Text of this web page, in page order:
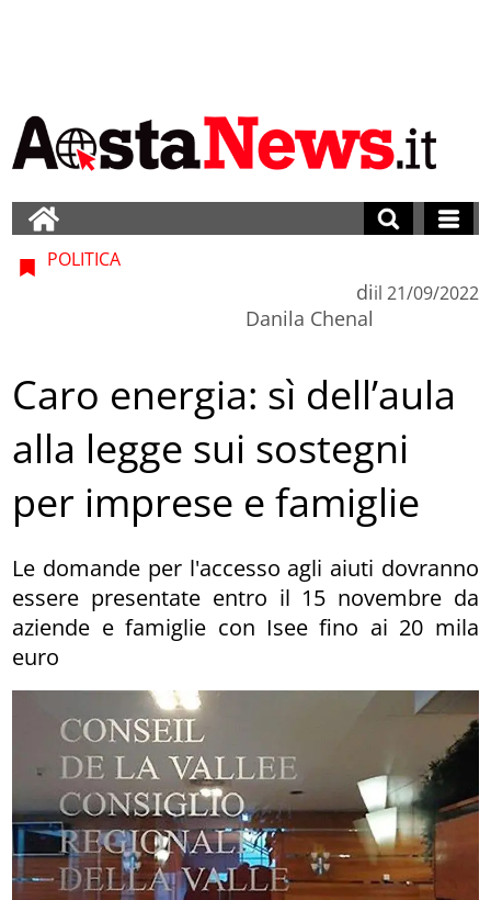
POLITICA
di
Danila Chenal
il 21/09/2022
Caro energia: sì dell’aula
alla legge sui sostegni
per imprese e famiglie
Le domande per l'accesso agli aiuti dovranno
essere presentate entro il 15 novembre da
aziende e famiglie con Isee fino ai 20 mila
euro